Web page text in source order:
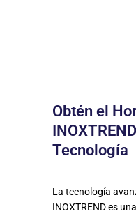
Obtén el
Tecnología
La tecnología
INOXTREND es